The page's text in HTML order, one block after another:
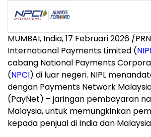
MUMBAI, India,17 Februari 2026 /
International Payments Limited (
cabang National Payments
(NPCI) di luar negeri. NIPL
dengan Payments Network
(PayNet) – jaringan pembayaran
Malaysia, untuk memungkinkan
kepada penjual di India dan